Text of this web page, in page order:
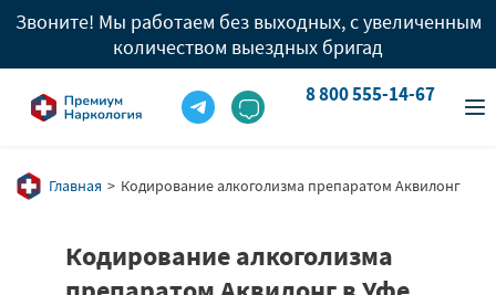
Звоните! Мы работаем без выходных, с увеличенным
количеством выездных бригад
8 800 555-14-67
8 800 555-14-67 info@premium-clinic.com
Вызов врача
Главная Кодирование алкоголизма препаратом Аквилонг
Кодирование алкоголизма